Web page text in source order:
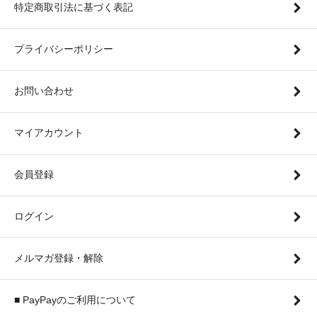
特定商取引法に基づく表記
プライバシーポリシー
お問い合わせ
マイアカウント
会員登録
ログイン
メルマガ登録・解除
■ PayPayのご利用について